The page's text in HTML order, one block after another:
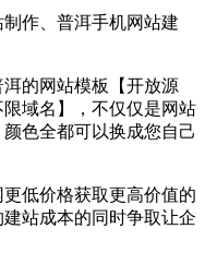
制作、普洱手机网站建
洱的网站模板【开放源
域名】，不仅仅是网站
色全都可以换成您自己
更低价格获取更高价值的
站成本的同时争取让企